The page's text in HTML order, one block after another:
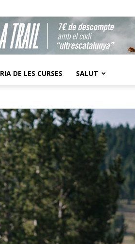
DE LES CURSES SALUT